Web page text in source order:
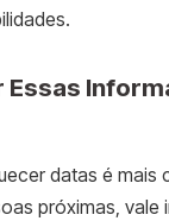
Essas
datas é mais
próximas, vale